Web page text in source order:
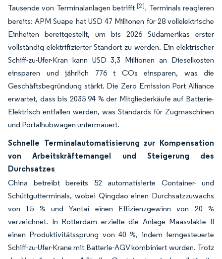
Tausende von Terminalanlagen betrifft[2]. Terminals reagieren
bereits: APM Suape hat USD 47 Millionen für 28 vollelektrische
Einheiten bereitgestellt, um bis 2026 Südamerikas erster
vollständig elektrifizierter Standort zu werden. Ein elektrischer
Schiff-zu-Ufer-Kran kann USD 3,3 Millionen an Dieselkosten
einsparen und jährlich 776 t CO₂ einsparen, was die
Geschäftsbegründung stärkt. Die Zero Emission Port Alliance
erwartet, dass bis 2035 94 % der Mitgliederkäufe auf Batterie-
Elektrisch entfallen werden, was Standards für Zugmaschinen
und Portalhubwagen untermauert.
Schnelle Terminalautomatisierung zur Kompensation
von Arbeitskräftemangel und Steigerung des
Durchsatzes
China betreibt bereits 52 automatisierte Container- und
Schüttgutterminals, wobei Qingdao einen Durchsatzzuwachs
von 15 % und Yantai einen Effizienzgewinn von 20 %
verzeichnet. In Rotterdam erzielte die Anlage Maasvlakte II
einen Produktivitätssprung von 40 %, indem ferngesteuerte
Schiff-zu-Ufer-Krane mit Batterie-AGV kombiniert wurden. Trotz